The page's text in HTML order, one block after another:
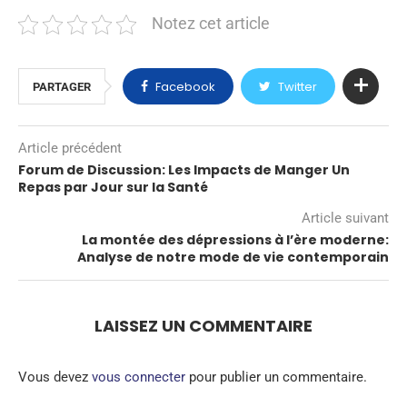
Notez cet article
PARTAGER Facebook Twitter
Article précédent
Forum de Discussion: Les Impacts de Manger Un
Repas par Jour sur la Santé
Article suivant
La montée des dépressions à l’ère moderne:
Analyse de notre mode de vie contemporain
LAISSEZ UN COMMENTAIRE
Vous devez vous connecter pour publier un commentaire.